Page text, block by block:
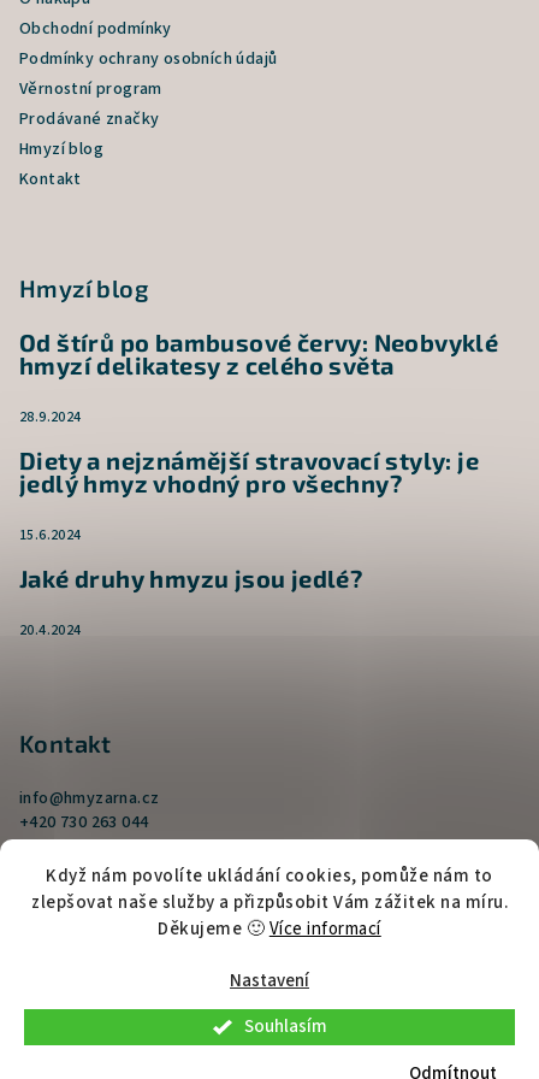
Když nám povolíte ukládání cookies, pomůže nám to
zlepšovat naše služby a přizpůsobit Vám zážitek na míru.
Děkujeme 🙂Více informací
Nastavení
Odmítnout
Souhlasím
Obchodní podmínky
Podmínky ochrany osobních údajů
Věrnostní program
Prodávané značky
Hmyzí blog
Kontakt
Hmyzí blog
Od štírů po bambusové červy: Neobvyklé
hmyzí delikatesy z celého světa
28.9.2024
Diety a nejznámější stravovací styly: je
jedlý hmyz vhodný pro všechny?
15.6.2024
Jaké druhy hmyzu jsou jedlé?
20.4.2024
Kontakt
info@hmyzarna.cz
+420 730 263 044
Copyright 2026Hmyzarna.cz. Všechna práva vyhrazena.
Upravit nastavení cookies